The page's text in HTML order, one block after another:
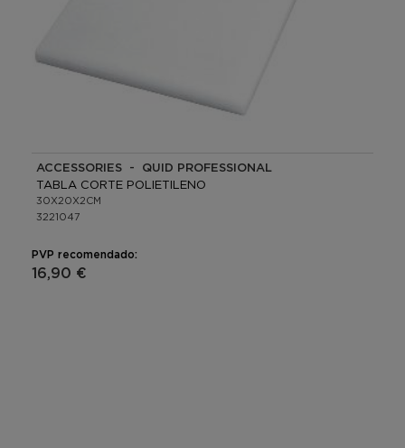
ACCESSORIES - QUID PROFESSIONAL
TABLA CORTE POLIETILENO
30X20X2CM
3221047
PVP recomendado:
16,90 €